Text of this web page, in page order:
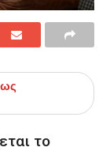
ως
το